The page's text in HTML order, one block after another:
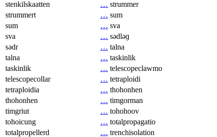
stenkilskaatten
… strummer
strummert
… sum
sum
… sva
sva
… sədləɡ
sədr
… talna
talna
… taskinlik
taskinlik
… telescopeclawmo
telescopecollar
… tetraploidi
tetraploidia
… thohonhen
thohonhen
… timgorman
timgriut
… tohohoov
tohoicung
… totalpropagatio
totalpropellerd
… trenchisolation